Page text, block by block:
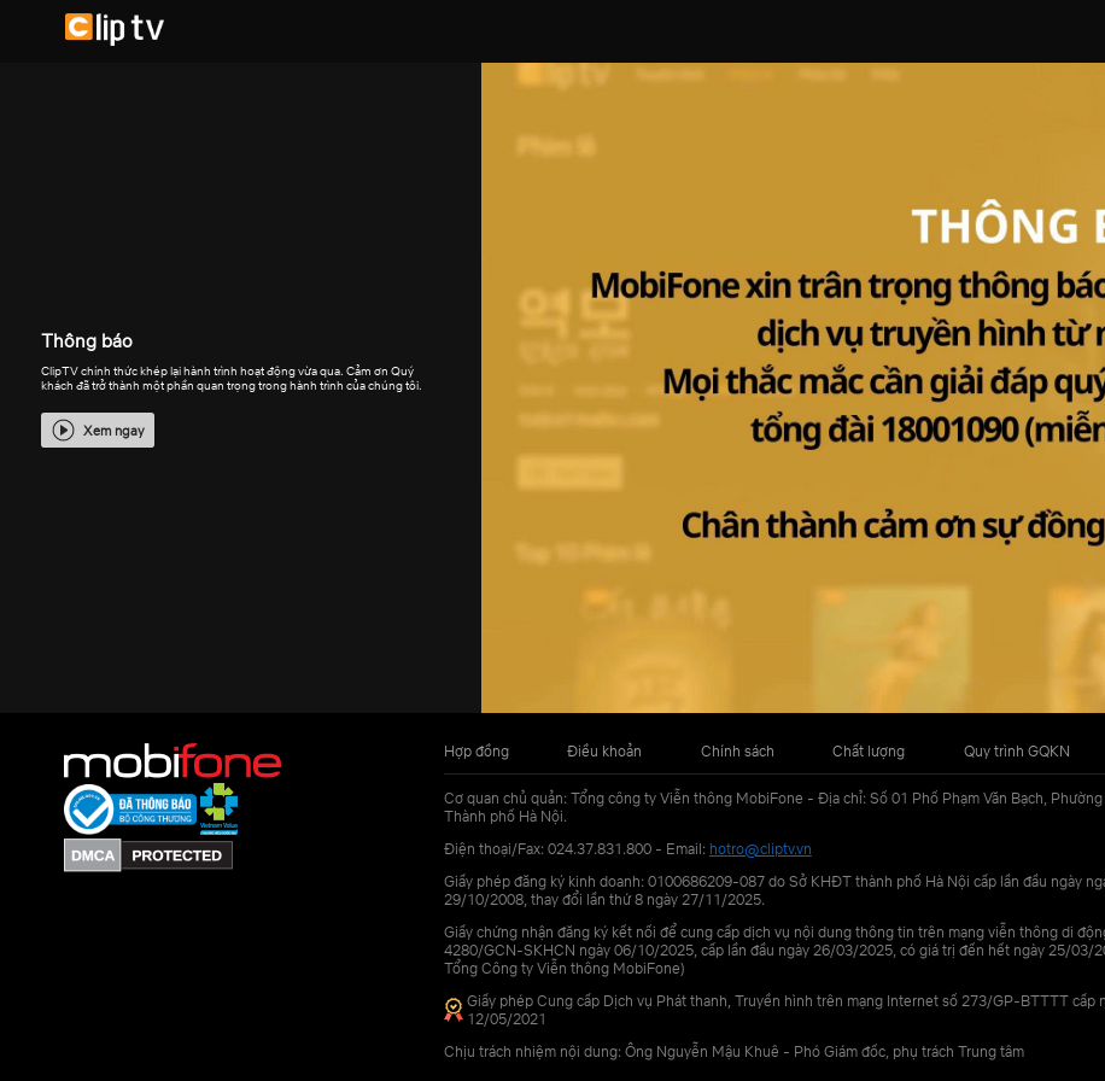
Thông báo
ClipTV chính thức khép lại hành trình hoạt động vừa qua. Cảm ơn Quý
khách đã trở thành một phần quan trọng trong hành trình của chúng tôi.
Xem ngay
Hợp đồng Điều khoản Chính sách Chất lượng Quy trình GQKN
Cơ quan chủ quản: Tổng công ty Viễn thông MobiFone - Địa chỉ: Số 01 Phố Phạm Văn Bạch, Phường
Thành phố Hà Nội.
Điện thoại/Fax: 024.37.831.800 - Email: hotro@cliptv.vn
Giấy phép đăng ký kinh doanh: 0100686209-087 do Sở KHĐT thành phố Hà Nội cấp lần đầu ngày
29/10/2008, thay đổi lần thứ 8 ngày 27/11/2025.
Giấy chứng nhận đăng ký kết nối để cung cấp dịch vụ nội dung thông tin trên mạng viễn thông di
4280/GCN-SKHCN ngày 06/10/2025, cấp lần đầu ngày 26/03/2025, có giá trị đến hết ngày 25/03/
Tổng Công ty Viễn thông MobiFone)
Giấy phép Cung cấp Dịch vụ Phát thanh, Truyền hình trên mạng Internet số 273/GP-BTTTT cấp
12/05/2021
Chịu trách nhiệm nội dung: Ông Nguyễn Mậu Khuê - Phó Giám đốc, phụ trách Trung tâm